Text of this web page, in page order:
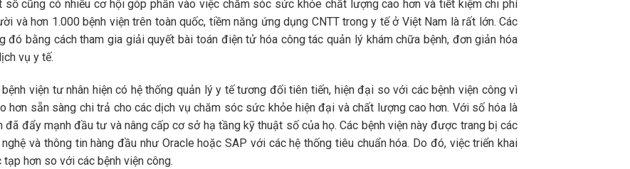
cũng có nhiều cơ hội góp phần vào việc chăm sóc sức khỏe chất lượng cao hơn và tiết kiệm chi phí
và hơn 1.000 bệnh viện trên toàn quốc, tiềm năng ứng dụng CNTT trong y tế ở Việt Nam là rất lớn. Các
đó bằng cách tham gia giải quyết bài toán điện tử hóa công tác quản lý khám chữa bệnh, đơn giản hóa
vụ y tế.
viện tư nhân hiện có hệ thống quản lý y tế tương đối tiên tiến, hiện đại so với các bệnh viện công vì
hơn sẵn sàng chi trả cho các dịch vụ chăm sóc sức khỏe hiện đại và chất lượng cao hơn. Với số hóa là
đã đẩy mạnh đầu tư và nâng cấp cơ sở hạ tầng kỹ thuật số của họ. Các bệnh viện này được trang bị các
và thông tin hàng đầu như Oracle hoặc SAP với các hệ thống tiêu chuẩn hóa. Do đó, việc triển khai
hơn so với các bệnh viện công.